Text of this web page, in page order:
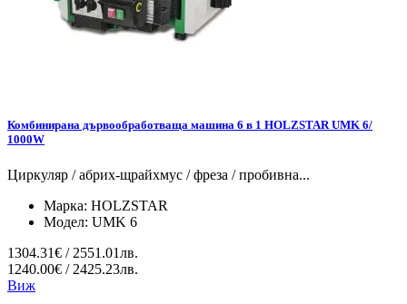
Комбинирана дървообработваща машина 6 в 1 HOLZSTAR UMK 6/
1000W
Циркуляр / абрих-щрайхмус / фреза / пробивна...
Марка: HOLZSTAR
Модел: UMK 6
1304.31€ / 2551.01лв.
1240.00€ / 2425.23лв.
Виж